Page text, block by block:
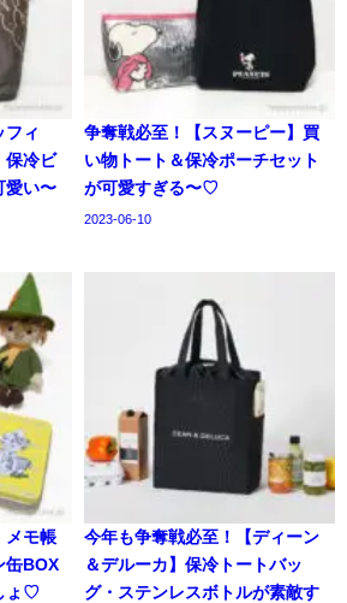
フィ
保冷ビ
愛い〜
争奪戦必至！【スヌーピー】買
い物トート＆保冷ポーチセット
が可愛すぎる〜♡
2023-06-10
メモ帳
缶BOX
ょ♡
今年も争奪戦必至！【ディーン
＆デルーカ】保冷トートバッ
グ・ステンレスボトルが素敵す